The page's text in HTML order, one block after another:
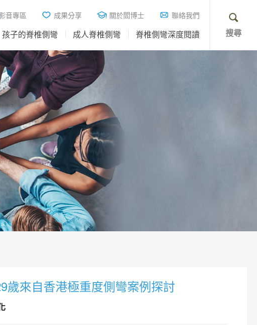
孩子的脊椎側彎 成人脊椎側彎 脊椎側彎深度閱讀
音專區 成果分享 關於閻博士 聯絡我們
搜尋
歲來自香港極重度側彎案例探討